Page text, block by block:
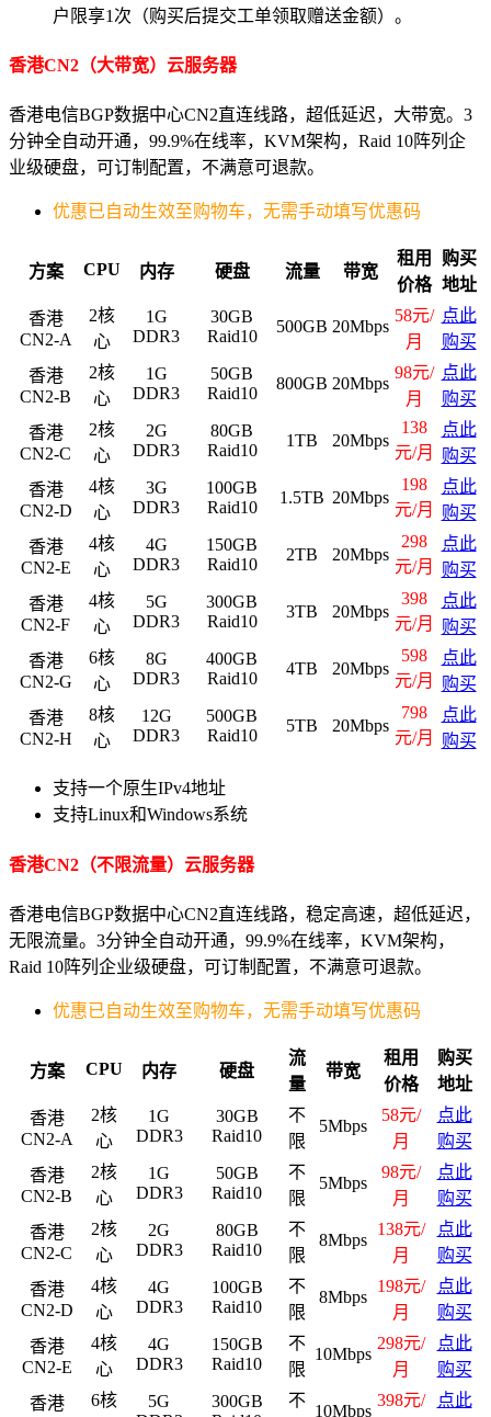
户限享1次（购买后提交工单领取赠送金额）。
香港CN2（大带宽）云服务器
香港电信BGP数据中心CN2直连线路，超低延迟，大带宽。3
分钟全自动开通，99.9%在线率，KVM架构，Raid 10阵列企
业级硬盘，可订制配置，不满意可退款。
优惠已自动生效至购物车，无需手动填写优惠码
方案 CPU 内存 硬盘 流量 带宽
租用
价格
购买
地址
香港
CN2-A
2核
心
1G
DDR3
30GB
Raid10
500GB 20Mbps
58元/
月
点此
购买
香港
CN2-B
2核
心
1G
DDR3
50GB
Raid10
800GB 20Mbps
98元/
月
点此
购买
香港
CN2-C
2核
心
2G
DDR3
80GB
Raid10
1TB 20Mbps
138
元/月
点此
购买
香港
CN2-D
4核
心
3G
DDR3
100GB
Raid10
1.5TB 20Mbps
198
元/月
点此
购买
香港
CN2-E
4核
心
4G
DDR3
150GB
Raid10
2TB 20Mbps
298
元/月
点此
购买
香港
CN2-F
4核
心
5G
DDR3
300GB
Raid10
3TB 20Mbps
398
元/月
点此
购买
香港
CN2-G
6核
心
8G
DDR3
400GB
Raid10
4TB 20Mbps
598
元/月
点此
购买
香港
CN2-H
8核
心
12G
DDR3
500GB
Raid10
5TB 20Mbps
798
元/月
点此
购买
支持一个原生IPv4地址
支持Linux和Windows系统
香港CN2（不限流量）云服务器
香港电信BGP数据中心CN2直连线路，稳定高速，超低延迟，
无限流量。3分钟全自动开通，99.9%在线率，KVM架构，
Raid 10阵列企业级硬盘，可订制配置，不满意可退款。
优惠已自动生效至购物车，无需手动填写优惠码
方案 CPU 内存 硬盘
流
量
带宽
租用
价格
购买
地址
香港
CN2-A
2核
心
1G
DDR3
30GB
Raid10
不
限
5Mbps
58元/
月
点此
购买
香港
CN2-B
2核
心
1G
DDR3
50GB
Raid10
不
限
5Mbps
98元/
月
点此
购买
香港
CN2-C
2核
心
2G
DDR3
80GB
Raid10
不
限
8Mbps
138元/
月
点此
购买
香港
CN2-D
4核
心
4G
DDR3
100GB
Raid10
不
限
8Mbps
198元/
月
点此
购买
香港
CN2-E
4核
心
4G
DDR3
150GB
Raid10
不
限
10Mbps
298元/
月
点此
购买
香港
6核
5G
300GB
不
10Mbps
398元/
点此